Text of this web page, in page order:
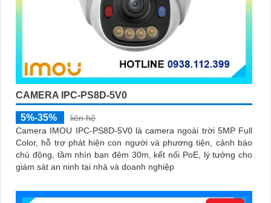
CAMERA IPC-PS8D-5V0
5%-35%
liên hệ
Camera IMOU IPC-PS8D-5V0 là camera ngoài trời 5MP Full
Color, hỗ trợ phát hiện con người và phương tiện, cảnh báo
chủ động, tầm nhìn ban đêm 30m, kết nối PoE, lý tưởng cho
giám sát an ninh tại nhà và doanh nghiệp